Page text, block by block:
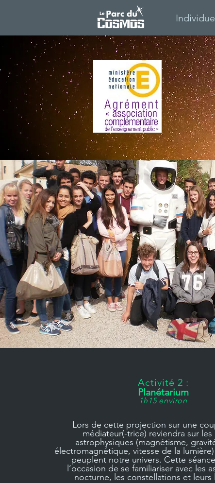
Activité 2 :
Planétarium
1h15 environ
Lors de cette projection sur une
médiateur(-trice) reviendra sur
astrophysiques (magnétisme,
électromagnétique, vitesse de la
peuplent notre univers. Cette
l’occasion de se familiariser avec les
nocturne, les constellations et leurs